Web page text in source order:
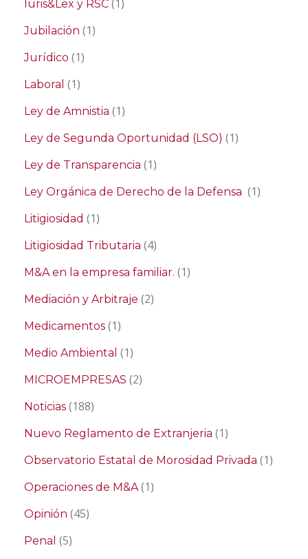
Iuris&Lex y RSC (1)
Jubilación (1)
Jurídico (1)
Laboral (1)
Ley de Amnistia (1)
Ley de Segunda Oportunidad (LSO) (1)
Ley de Transparencia (1)
Ley Orgánica de Derecho de la Defensa (1)
Litigiosidad (1)
Litigiosidad Tributaria (4)
M&A en la empresa familiar. (1)
Mediación y Arbitraje (2)
Medicamentos (1)
Medio Ambiental (1)
MICROEMPRESAS (2)
Noticias (188)
Nuevo Reglamento de Extranjeria (1)
Observatorio Estatal de Morosidad Privada (1)
Operaciones de M&A(1)
Opinión (45)
Penal (5)